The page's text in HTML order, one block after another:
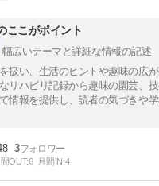
ここがポイント
幅広いテーマと詳細な情報の記述
扱い、生活のヒントや趣味の広
リハビリ記録から趣味の園芸、
情報を提供し、読者の気づきや
3
OUT:6 月間IN:4